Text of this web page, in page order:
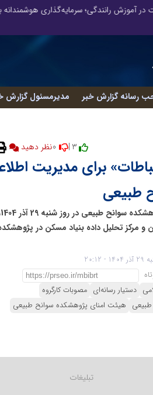
رسانه گزارش خبر مدیرمسئول گزارش
3 | نظر دهید
برای مدیریت
طبیعی
و مرکز تحلیل داده بنیاد مسکن در
- 20:12
دستیار رسانه‌ای مصوبات کارگروه
هیئت امنای پژوهشکده سوانح طبیعی